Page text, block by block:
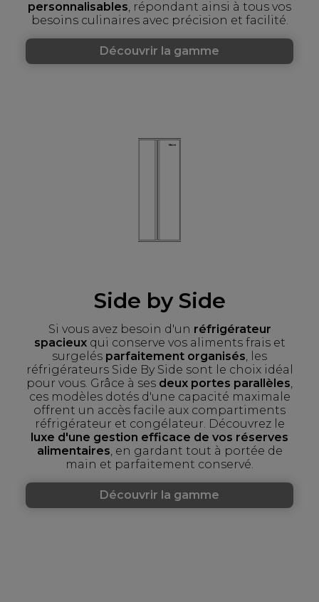
personnalisables, répondant ainsi à tous vos
besoins culinaires avec précision et facilité.
Découvrir la gamme
Side by Side
Si vous avez besoin d'un réfrigérateur
spacieux qui conserve vos aliments frais et
surgelés parfaitement organisés, les
réfrigérateurs Side By Side sont le choix idéal
pour vous. Grâce à ses deux portes parallèles,
ces modèles dotés d'une capacité maximale
offrent un accès facile aux compartiments
réfrigérateur et congélateur. Découvrez le
luxe d'une gestion efficace de vos réserves
alimentaires, en gardant tout à portée de
main et parfaitement conservé.
Découvrir la gamme